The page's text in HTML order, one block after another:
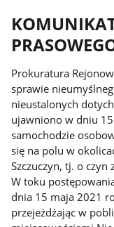
Prokuratura
sprawie
nieustalonych
ujawniono w dniu
samochodzie
się na polu w
Szczuczyn, tj. o czyn
W toku
dnia 15 maja 2021
przejeżdżając w